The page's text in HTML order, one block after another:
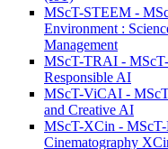
MScT-STEEM -
Environment :
Management
MScT-TRAI -
Responsible AI
MScT-ViCAI -
and Creative AI
MScT-XCin - MScT-
Cinematography